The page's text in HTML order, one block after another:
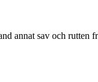
annat sav och rutten